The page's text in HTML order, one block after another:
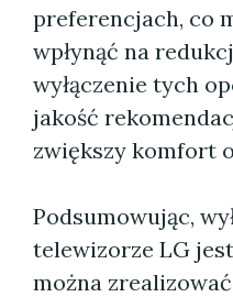
preferencjach, co
wpłynąć na
wyłączenie tych
jakość
zwiększy komfort
Podsumowując,
telewizorze LG
można